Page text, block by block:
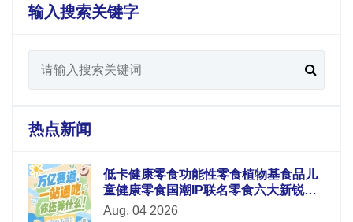
输入搜索关键字
热点新闻
低卡健康零食功能性零食植物基食品儿
童健康零食国潮IP联名零食六大新锐板
块重磅升级
Aug, 04 2026